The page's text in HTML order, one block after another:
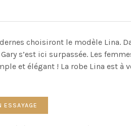
choisiront le modèle Lina.
s’est ici surpassée. Les
et élégant ! La robe Lina est à
ESSAYAGE